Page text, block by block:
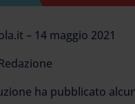
– 14 maggio 2021
ha pubblicato